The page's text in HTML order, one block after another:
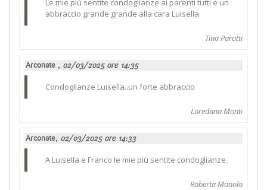
Le mie più sentite condoglianze ai parenti tutti e un
abbraccio grande grande alla cara Luisella.
Tina Parotti
Arconate , 02/03/2025 ore 14:35
Condoglianze Luisella..un forte abbraccio
Loredana Monti
Arconate, 02/03/2025 ore 14:33
A Luisella e Franco le mie più sentite condoglianze.
Roberta Monolo